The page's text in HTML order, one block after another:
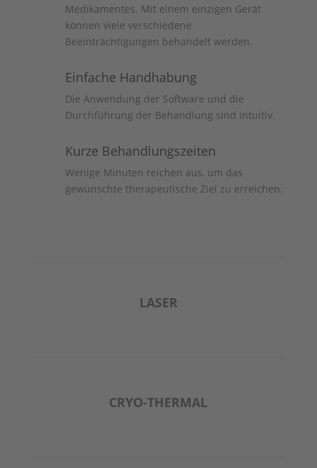
Medikamentes. Mit einem einzigen Gerät
können viele verschiedene
Beeinträchtigungen behandelt werden.
Einfache Handhabung
Die Anwendung der Software und die
Durchführung der Behandlung sind intuitiv.
Kurze Behandlungszeiten
Wenige Minuten reichen aus, um das
gewünschte therapeutische Ziel zu erreichen.
LASER
CRYO-THERMAL